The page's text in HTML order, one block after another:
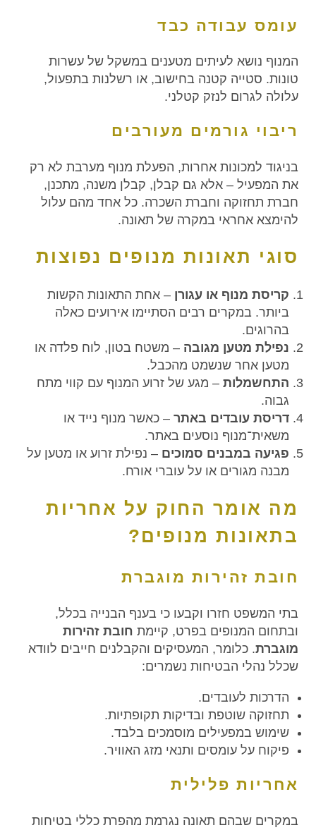
עומס עבודה כבד
המנוף נושא לעיתים מטענים במשקל של עשרות
טונות. סטייה קטנה בחישוב, או רשלנות בתפעול,
עלולה לגרום לנזק קטלני.
ריבוי גורמים מעורבים
בניגוד למכונות אחרות, הפעלת מנוף מערבת לא רק
את המפעיל – אלא גם קבלן, קבלן משנה, מתכנן,
חברת תחזוקה וחברת השכרה. כל אחד מהם עלול
להימצא אחראי במקרה של תאונה.
סוגי תאונות מנופים נפוצות
קריסת מנוף או עגורן – אחת התאונות הקשות
ביותר. במקרים רבים הסתיימו אירועים כאלה
בהרוגים.
נפילת מטען מגובה – משטח בטון, לוח פלדה או
מטען אחר שנשמט מהכבל.
התחשמלות – מגע של זרוע המנוף עם קווי מתח
גבוה.
דריסת עובדים באתר – כאשר מנוף נייד או
משאית־מנוף נוסעים באתר.
פגיעה במבנים סמוכים – נפילת זרוע או מטען על
מבנה מגורים או על עוברי אורח.
מה אומר החוק על אחריות
בתאונות מנופים?
חובת זהירות מוגברת
בתי המשפט חזרו וקבעו כי בענף הבנייה בכלל,
ובתחום המנופים בפרט, קיימת חובת זהירות
מוגברת. כלומר, המעסיקים והקבלנים חייבים לוודא
שכלל נהלי הבטיחות נשמרים:
הדרכות לעובדים.
תחזוקה שוטפת ובדיקות תקופתיות.
שימוש במפעילים מוסמכים בלבד.
פיקוח על עומסים ותנאי מזג האוויר.
אחריות פלילית
במקרים שבהם תאונה נגרמת מהפרת כללי בטיחות